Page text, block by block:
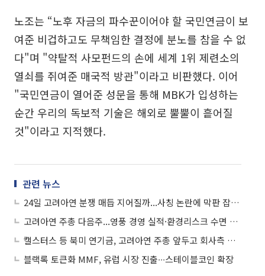
노조는 “노후 자금의 파수꾼이어야 할 국민연금이 보
여준 비겁하고도 무책임한 결정에 분노를 참을 수 없
다"며 "약탈적 사모펀드의 손에 세계 1위 제련소의
열쇠를 쥐여준 매국적 방관"이라고 비판했다. 이어
"국민연금이 열어준 성문을 통해 MBK가 입성하는
순간 우리의 독보적 기술은 해외로 뿔뿔이 흩어질
것"이라고 지적했다.
관련 뉴스
24일 고려아연 분쟁 매듭 지어질까...사칭 논란에 막판 잡음 계속
고려아연 주총 다음주...영풍 경영 실적·환경리스크 수면 위로
캘스터스 등 북미 연기금, 고려아연 주총 앞두고 회사측 주요안건 ‘찬성’
블랙록 토큰화 MMF, 유럽 시장 진출∙∙∙스테이블코인 확장